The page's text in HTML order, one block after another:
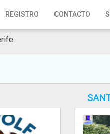
REGISTRO CONTACTO